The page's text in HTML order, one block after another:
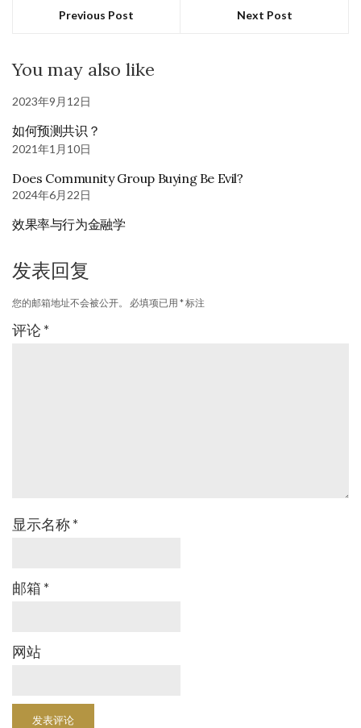
Previous Post Next Post
You may also like
2023年9月12日
如何预测共识？
2021年1月10日
Does Community Group Buying Be Evil?
2024年6月22日
效果率与行为金融学
发表回复
您的邮箱地址不会被公开。 必填项已用 *标注
评论 *
显示名称*
邮箱 *
网站